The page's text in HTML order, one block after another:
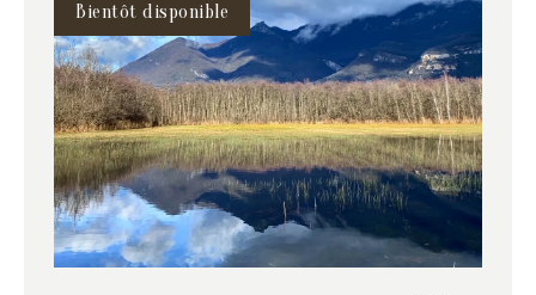
Bientôt disponible